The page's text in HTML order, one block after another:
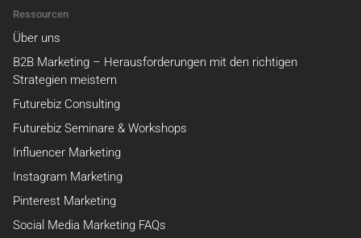
Ressourcen
Über uns
B2B Marketing – Herausforderungen mit den richtigen
Strategien meistern
Futurebiz Consulting
Futurebiz Seminare & Workshops
Influencer Marketing
Instagram Marketing
Pinterest Marketing
Social Media Marketing FAQs